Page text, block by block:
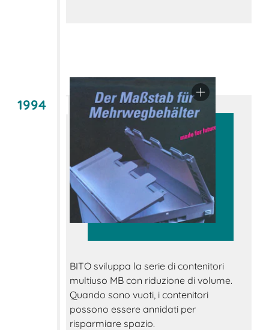
1994
BITO sviluppa la serie di contenitori
multiuso MB con riduzione di volume.
Quando sono vuoti, i contenitori
possono essere annidati per
risparmiare spazio.